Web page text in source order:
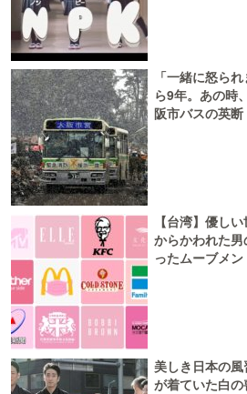
「一緒に怒ら
ら9年。あの時
阪市バスの英断
【台湾】優し
からかわれた
ったムーブメン
美しき日本の
が着ていた白